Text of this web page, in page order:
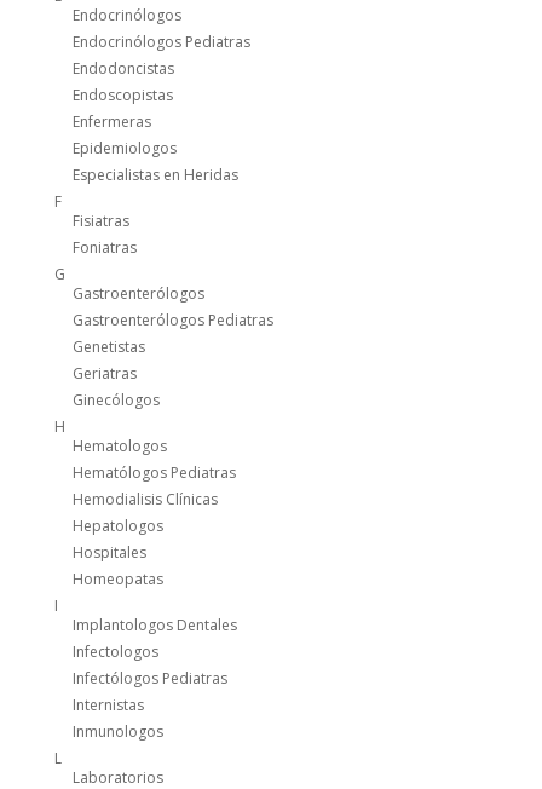
Endocrinólogos
Endocrinólogos Pediatras
Endodoncistas
Endoscopistas
Enfermeras
Epidemiologos
Especialistas en Heridas
F
Fisiatras
Foniatras
G
Gastroenterólogos
Gastroenterólogos Pediatras
Genetistas
Geriatras
Ginecólogos
H
Hematologos
Hematólogos Pediatras
Hemodialisis Clínicas
Hepatologos
Hospitales
Homeopatas
I
Implantologos Dentales
Infectologos
Infectólogos Pediatras
Internistas
Inmunologos
L
Laboratorios